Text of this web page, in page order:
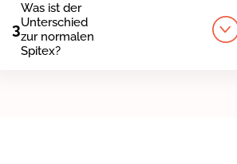
3
Was ist der
Unterschied
zur normalen
Spitex?